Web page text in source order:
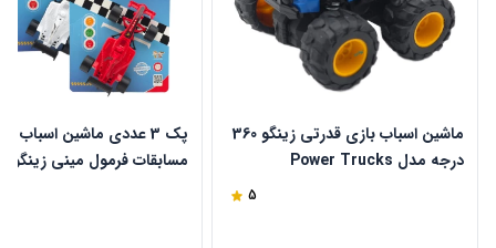
ماشین اسباب بازی قدرتی زینگو 360
درجه مدل Power Trucks
5
پک 3 عددی ماشین اسباب
مسابقات فرمول مینی زینگو